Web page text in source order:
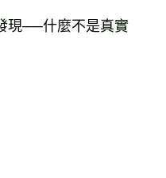
現──什麼不是真實